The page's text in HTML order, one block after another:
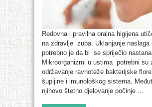
Redovna i pravilna oralna higijena
na zdravlje zuba. Uklanjanje naslaga
potrebno je da bi se spriječio
Mikroorganizmi u ustima potrebni su
održavanje ravnoteže bakterijske
šupljine i imunološkog sistema.
njihovo štetno djelovanje počinje ...